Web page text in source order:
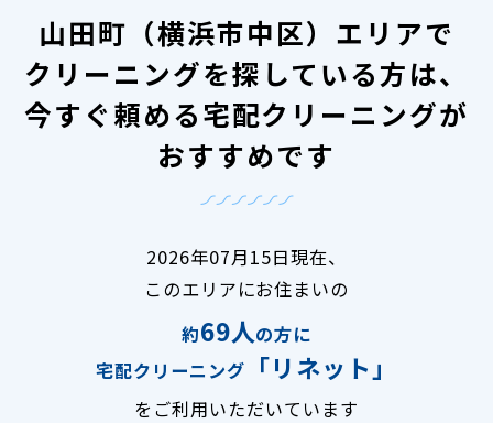
山田町（横浜市中区）エリアで
クリーニングを探している方は、
今すぐ頼める宅配クリーニングが
おすすめです
2026年07月15日現在、
このエリアにお住まいの
約69人の方に
宅配クリーニング
「リネット」
をご利用いただいています